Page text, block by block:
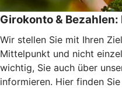
Girokonto & Bezahlen:
Wir stellen Sie mit Ihren
Mittelpunkt und nicht
wichtig, Sie auch über
informieren. Hier finden